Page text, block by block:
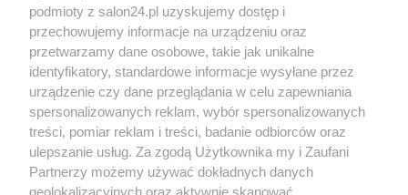
Społeczeństwo
Kultura
X Facebook Instagram Youtube
podmioty z salon24.pl uzyskujemy dostęp i
przechowujemy informacje na urządzeniu oraz
przetwarzamy dane osobowe, takie jak unikalne
identyfikatory, standardowe informacje wysyłane przez
urządzenie czy dane przeglądania w celu zapewniania
spersonalizowanych reklam, wybór spersonalizowanych
treści, pomiar reklam i treści, badanie odbiorców oraz
ulepszanie usług. Za zgodą Użytkownika my i Zaufani
Partnerzy możemy używać dokładnych danych
geolokalizacyjnych oraz aktywnie skanować